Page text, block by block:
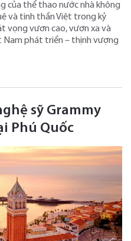
của thể thao nước nhà không
và tinh thần Việt trong kỷ
vọng vươn cao, vươn xa và
Nam phát triển – thịnh vượng
sỹ Grammy
Phú Quốc